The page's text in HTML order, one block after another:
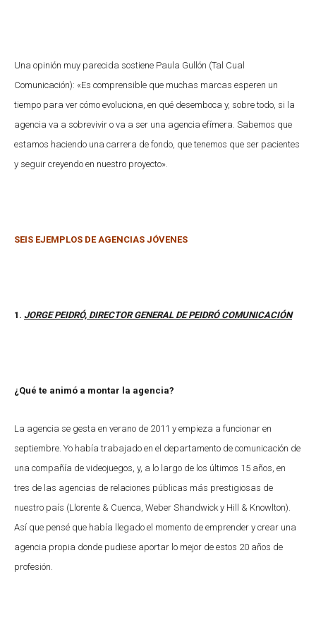
Una opinión muy parecida sostiene Paula Gullón (Tal Cual
Comunicación): «Es comprensible que muchas marcas esperen un
tiempo para ver cómo evoluciona, en qué desemboca y, sobre todo, si la
agencia va a sobrevivir o va a ser una agencia efímera. Sabemos que
estamos haciendo una carrera de fondo, que tenemos que ser pacientes
y seguir creyendo en nuestro proyecto».
SEIS EJEMPLOS DE AGENCIAS JÓVENES
1. JORGE PEIDRÓ, DIRECTOR GENERAL DE PEIDRÓ COMUNICACIÓN
¿Qué te animó a montar la agencia?
La agencia se gesta en verano de 2011 y empieza a funcionar en
septiembre. Yo había trabajado en el departamento de comunicación de
una compañía de videojuegos, y, a lo largo de los últimos 15 años, en
tres de las agencias de relaciones públicas más prestigiosas de
nuestro país (Llorente & Cuenca, Weber Shandwick y Hill & Knowlton).
Así que pensé que había llegado el momento de emprender y crear una
agencia propia donde pudiese aportar lo mejor de estos 20 años de
profesión.